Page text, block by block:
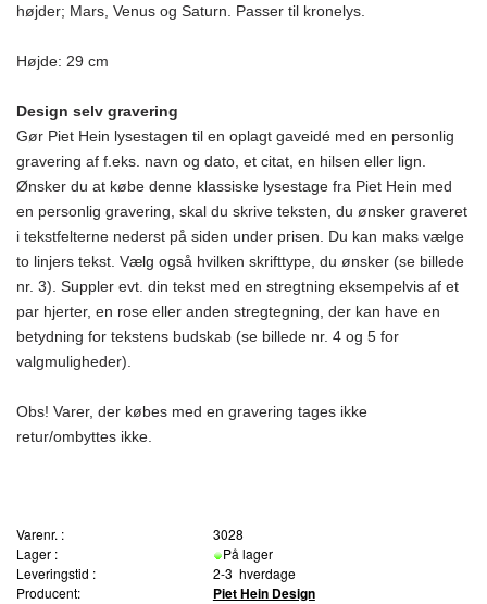
højder; Mars, Venus og Saturn. Passer til kronelys.
Højde: 29 cm
Design selv gravering
Gør Piet Hein lysestagen til en oplagt gaveidé med en personlig
gravering af f.eks. navn og dato, et citat, en hilsen eller lign.
Ønsker du at købe denne klassiske lysestage fra Piet Hein med
en personlig gravering, skal du skrive teksten, du ønsker graveret
i tekstfelterne nederst på siden under prisen. Du kan maks vælge
to linjers tekst. Vælg også hvilken skrifttype, du ønsker (se billede
nr. 3). Suppler evt. din tekst med en stregtning eksempelvis af et
par hjerter, en rose eller anden stregtegning, der kan have en
betydning for tekstens budskab (se billede nr. 4 og 5 for
valgmuligheder).
Obs! Varer, der købes med en gravering tages ikke
retur/ombyttes ikke.
Varenr. :
3028
Lager :
På lager
Leveringstid :
2-3 hverdage
Producent:
Piet Hein Design